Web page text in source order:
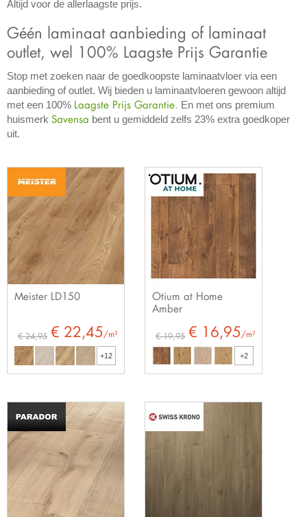
Altijd voor de allerlaagste prijs.
Géén laminaat aanbieding of laminaat
outlet, wel 100% Laagste Prijs Garantie
Stop met zoeken naar de goedkoopste laminaatvloer via een
aanbieding of outlet. Wij bieden u laminaatvloeren gewoon altijd
met een 100% Laagste Prijs Garantie. En met ons premium
huismerk Savensa bent u gemiddeld zelfs 23% extra goedkoper
uit.
Meister LD150
€ 22,45 /m²
€ 24,95
+12
Otium at Home
Amber
€ 16,95 /m²
€ 19,95
+2